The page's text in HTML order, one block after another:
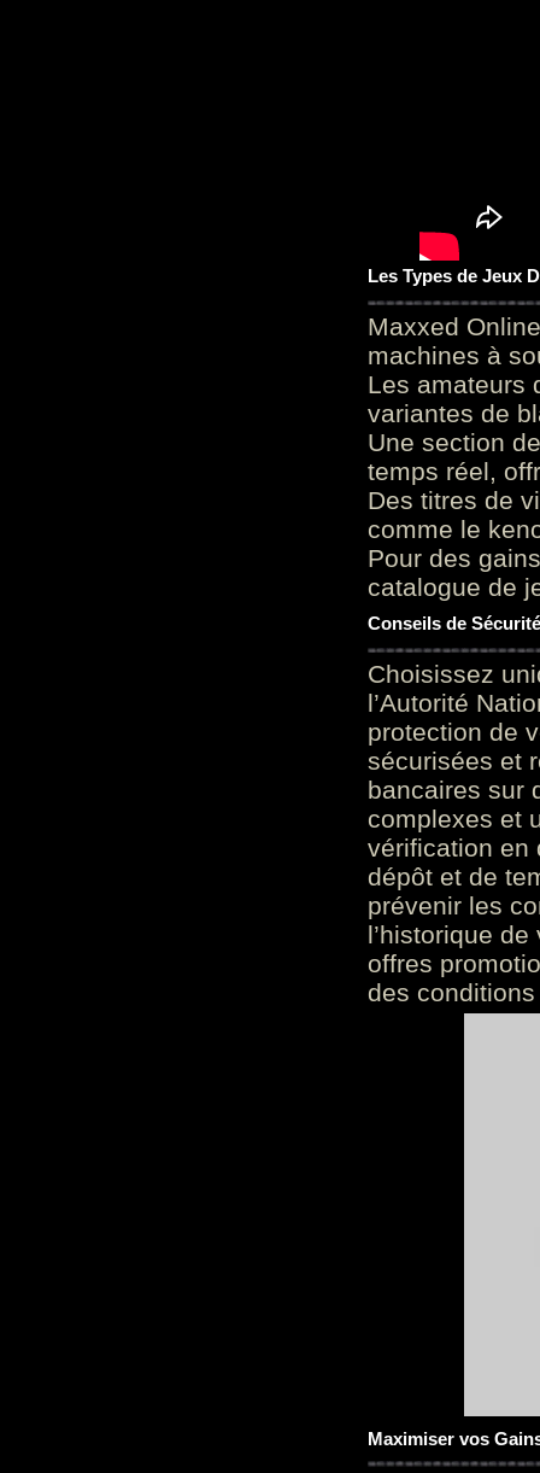
Les Types de Jeux
Maxxed
machines à
Les amateurs
variantes de
Une section
temps réel,
Des titres de
comme le
Pour des
catalogue de
Conseils de
Choisissez
l’Autorité
protection de
sécurisées et
bancaires sur
complexes et
vérification en
dépôt et de
prévenir les
l’historique
offres
des
Maximiser vos